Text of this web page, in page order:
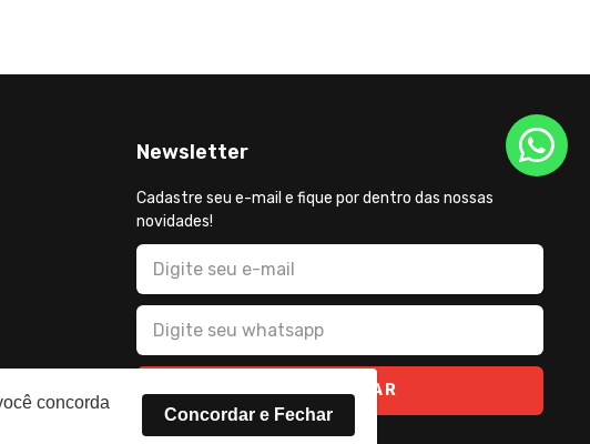
Newsletter
Cadastre seu e-mail e fique por dentro das nossas
novidades!
CADASTRAR
concorda
Concordar e Fechar